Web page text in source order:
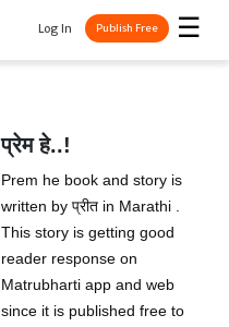
☰
Log In Publish Free
प्रेम हे..!
Prem he book and story is
written by प्रीत in Marathi .
This story is getting good
reader response on
Matrubharti app and web
since it is published free to